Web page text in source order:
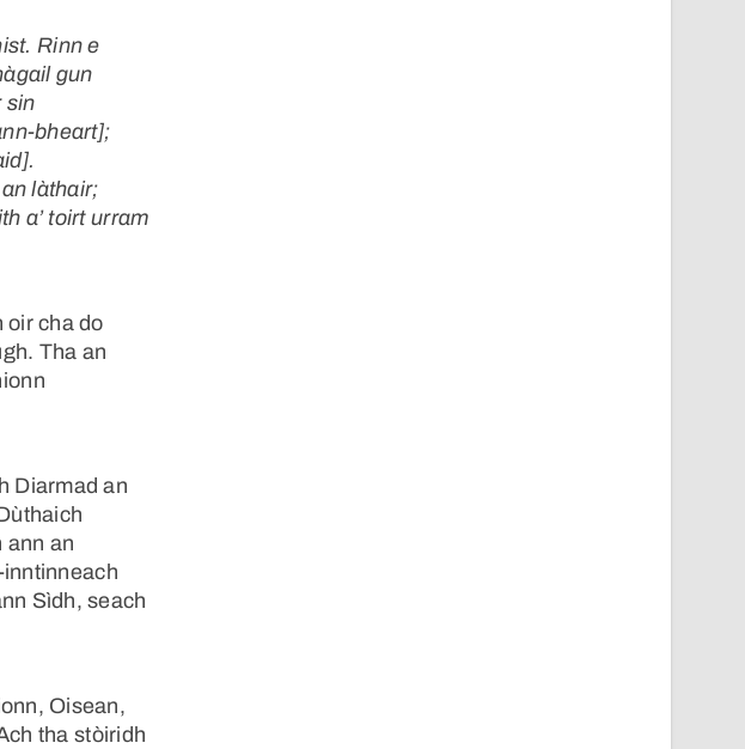
Rinn e
gun
sin
bheart];
làthair;
a’ toirt urram
oir cha do
Tha an
Diarmad an
ann an
inntinneach
Sìdh, seach
Oisean,
tha stòiridh